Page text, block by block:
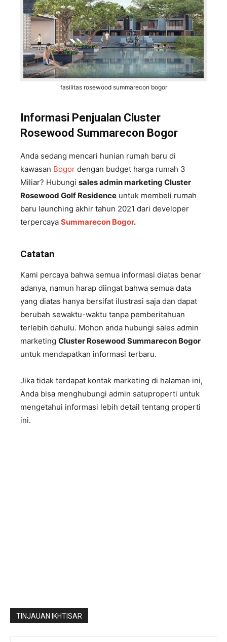
fasilitas rosewood summarecon bogor
Informasi Penjualan Cluster
Rosewood Summarecon Bogor
Anda sedang mencari hunian rumah baru di
kawasan Bogor dengan budget harga rumah 3
Miliar? Hubungi sales admin marketing Cluster
Rosewood Golf Residence untuk membeli rumah
baru launching akhir tahun 2021 dari developer
terpercaya Summarecon Bogor.
Catatan
Kami percaya bahwa semua informasi diatas benar
adanya, namun harap diingat bahwa semua data
yang diatas hanya bersifat ilustrasi saja dan dapat
berubah sewaktu-waktu tanpa pemberitahuan
terlebih dahulu. Mohon anda hubungi sales admin
marketing Cluster Rosewood Summarecon Bogor
untuk mendapatkan informasi terbaru.
Jika tidak terdapat kontak marketing di halaman ini,
Anda bisa menghubungi admin satuproperti untuk
mengetahui informasi lebih detail tentang properti
ini.
TINJAUAN IKHTISAR